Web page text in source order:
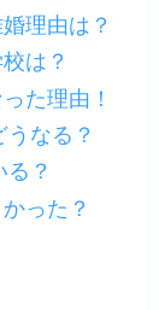
理由は？
は？
た理由！
なる？
？
った？